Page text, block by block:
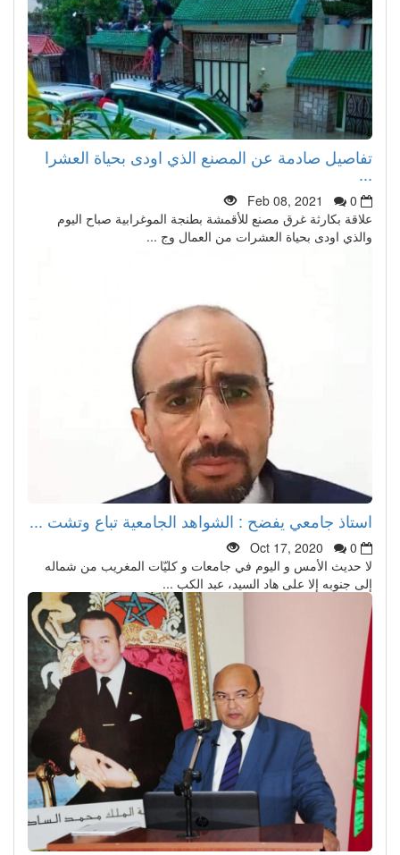
تفاصيل صادمة عن المصنع الذي اودى بحياة العشرا
Feb 08, 2021
0
علاقة بكارثة غرق مصنع للأقمشة بطنجة الموغرابية صباح اليوم
والذي اودى بحياة العشرات من العمال وج ...
استاذ جامعي يفضح : الشواهد الجامعية تباع وتشت ...
Oct 17, 2020
0
لا حديث الأمس و اليوم في جامعات و كليّات المغريب من شماله
إلى جنوبه إلا على هاد السيد، عبد الكب ...